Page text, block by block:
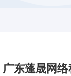
广东蓬晟网